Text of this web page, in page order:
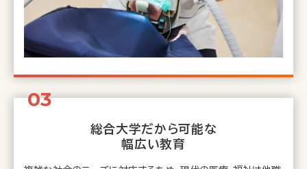
総合大学だから可能な
幅広い教育